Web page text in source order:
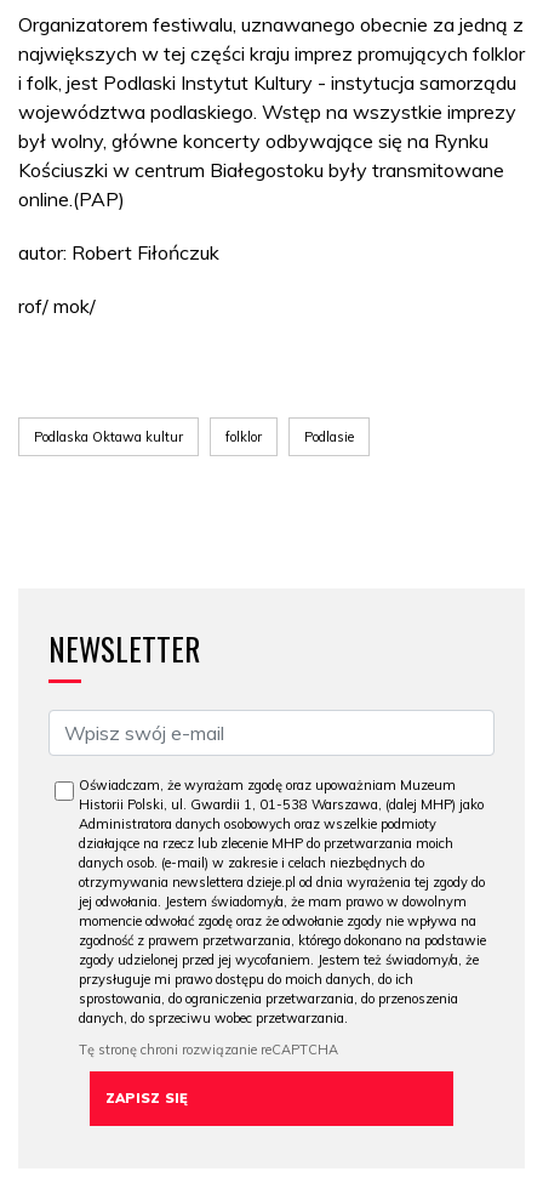
Organizatorem festiwalu, uznawanego obecnie za jedną z
największych w tej części kraju imprez promujących folklor
i folk, jest Podlaski Instytut Kultury - instytucja samorządu
województwa podlaskiego. Wstęp na wszystkie imprezy
był wolny, główne koncerty odbywające się na Rynku
Kościuszki w centrum Białegostoku były transmitowane
online.(PAP)
autor: Robert Fiłończuk
rof/ mok/
Podlaska Oktawa kultur folklor Podlasie
NEWSLETTER
Oświadczam, że wyrażam zgodę oraz upoważniam Muzeum
Historii Polski, ul. Gwardii 1, 01-538 Warszawa, (dalej MHP) jako
Administratora danych osobowych oraz wszelkie podmioty
działające na rzecz lub zlecenie MHP do przetwarzania moich
danych osob. (e-mail) w zakresie i celach niezbędnych do
otrzymywania newslettera dzieje.pl od dnia wyrażenia tej zgody do
jej odwołania. Jestem świadomy/a, że mam prawo w dowolnym
momencie odwołać zgodę oraz że odwołanie zgody nie wpływa na
zgodność z prawem przetwarzania, którego dokonano na podstawie
zgody udzielonej przed jej wycofaniem. Jestem też świadomy/a, że
przysługuje mi prawo dostępu do moich danych, do ich
sprostowania, do ograniczenia przetwarzania, do przenoszenia
danych, do sprzeciwu wobec przetwarzania.